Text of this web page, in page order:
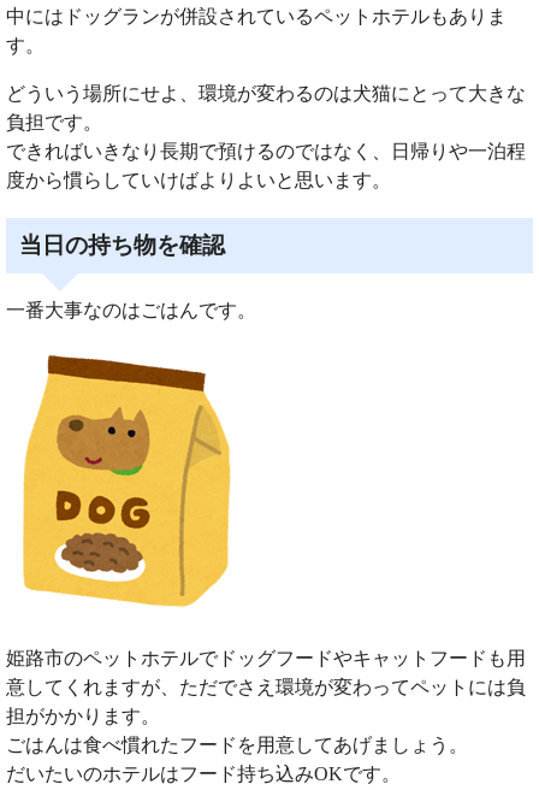
中にはドッグランが併設されているペットホテルもありま
す。
どういう場所にせよ、環境が変わるのは犬猫にとって大きな
負担です。
できればいきなり長期で預けるのではなく、日帰りや一泊程
度から慣らしていけばよりよいと思います。
当日の持ち物を確認
一番大事なのはごはんです。
姫路市のペットホテルでドッグフードやキャットフードも用
意してくれますが、ただでさえ環境が変わってペットには負
担がかかります。
ごはんは食べ慣れたフードを用意してあげましょう。
だいたいのホテルはフード持ち込みOKです。